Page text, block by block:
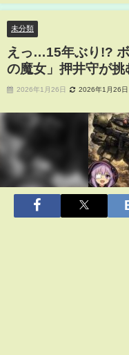
井守が挑む戦場ロボ
未分類
えっ…15年ぶり!?
の魔女」押井守が挑
2026年1月26日 2026年1月26日